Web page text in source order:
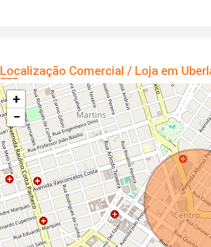
Localização Comercial / Loja em
+
−